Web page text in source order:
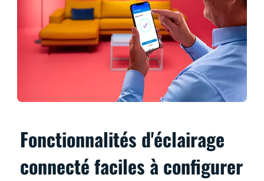
Fonctionnalités d'éclairage
connecté faciles à configurer